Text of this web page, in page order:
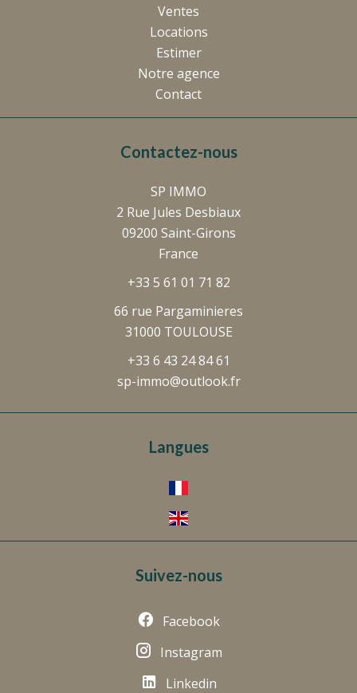
Ventes
Locations
Estimer
Notre agence
Contact
Contactez-nous
SP IMMO
2 Rue Jules Desbiaux
09200 Saint-Girons
France
+33 5 61 01 71 82
66 rue Pargaminieres
31000 TOULOUSE
+33 6 43 24 84 61
sp-immo@outlook.fr
Langues
Suivez-nous
Facebook
Instagram
Linkedin